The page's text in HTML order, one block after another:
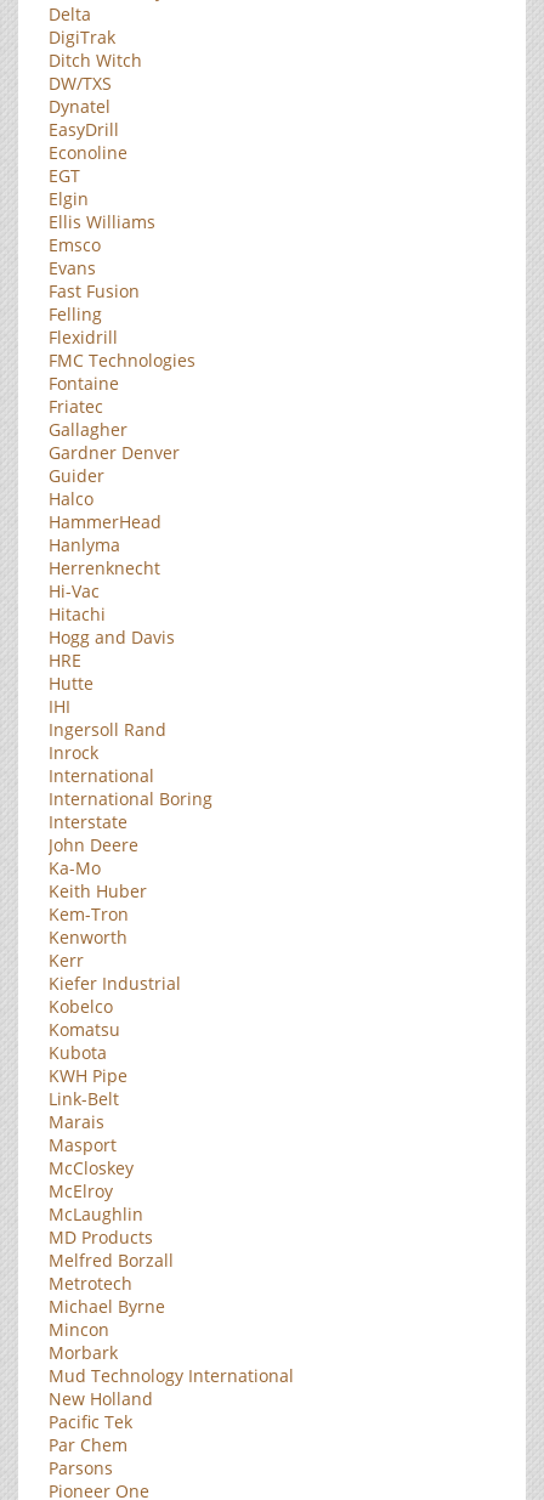
Delta
DigiTrak
Ditch Witch
DW/TXS
Dynatel
EasyDrill
Econoline
EGT
Elgin
Ellis Williams
Emsco
Evans
Fast Fusion
Felling
Flexidrill
FMC Technologies
Fontaine
Friatec
Gallagher
Gardner Denver
Guider
Halco
HammerHead
Hanlyma
Herrenknecht
Hi-Vac
Hitachi
Hogg and Davis
HRE
Hutte
IHI
Ingersoll Rand
Inrock
International
International Boring
Interstate
John Deere
Ka-Mo
Keith Huber
Kem-Tron
Kenworth
Kerr
Kiefer Industrial
Kobelco
Komatsu
Kubota
KWH Pipe
Link-Belt
Marais
Masport
McCloskey
McElroy
McLaughlin
MD Products
Melfred Borzall
Metrotech
Michael Byrne
Mincon
Morbark
Mud Technology International
New Holland
Pacific Tek
Par Chem
Parsons
Pioneer One